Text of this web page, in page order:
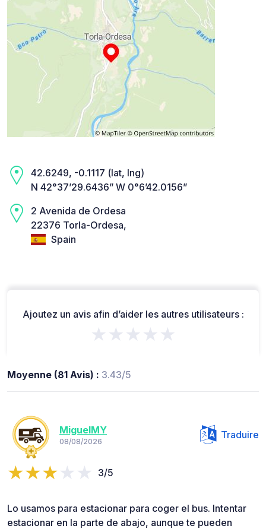
42.6249, -0.1117 (lat, lng)
N 42°37’29.6436” W 0°6’42.0156”
2 Avenida de Ordesa
22376 Torla-Ordesa,
Spain
Ajoutez un avis afin d’aider les autres utilisateurs :
★★★★★
Moyenne (81 Avis) : 3.43/5
MiguelMY
08/08/2026
Traduire
3/5
Lo usamos para estacionar para coger el bus. Intentar
estacionar en la parte de abajo, aunque te pueden